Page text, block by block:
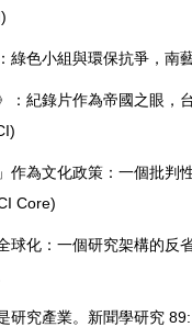
綠色小組與環保抗爭，南
：紀錄片作為帝國之眼，
作為文化政策：一個批判
Core)
球化：一個研究架構的反
研究產業。新聞學研究